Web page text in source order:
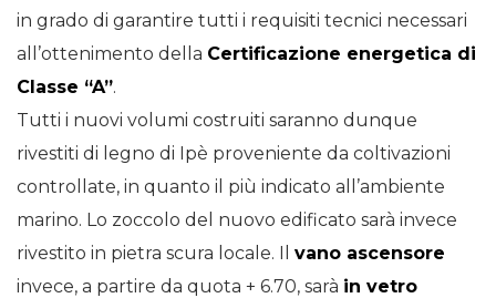
in grado di garantire tutti i requisiti tecnici necessari
all’ottenimento della Certificazione energetica di
Classe “A”.
Tutti i nuovi volumi costruiti saranno dunque
rivestiti di legno di Ipè proveniente da coltivazioni
controllate, in quanto il più indicato all’ambiente
marino. Lo zoccolo del nuovo edificato sarà invece
rivestito in pietra scura locale. Il vano ascensore
invece, a partire da quota + 6.70, sarà in vetro